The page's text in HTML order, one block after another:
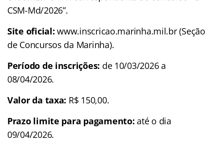
CSM-Md/2026”.
Site oficial: www.inscricao.marinha.mil.br (Seção
de Concursos da Marinha).
Período de inscrições: de 10/03/2026 a
08/04/2026.
Valor da taxa: R$ 150,00.
Prazo limite para pagamento: até o dia
09/04/2026.